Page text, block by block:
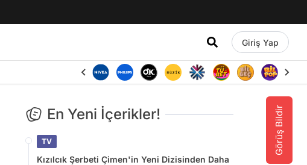
Giriş Yap
Görüş Bildir
En Yeni İçerikler!
TV
Kızılcık Şerbeti Çimen'in Yeni Dizisinden Daha